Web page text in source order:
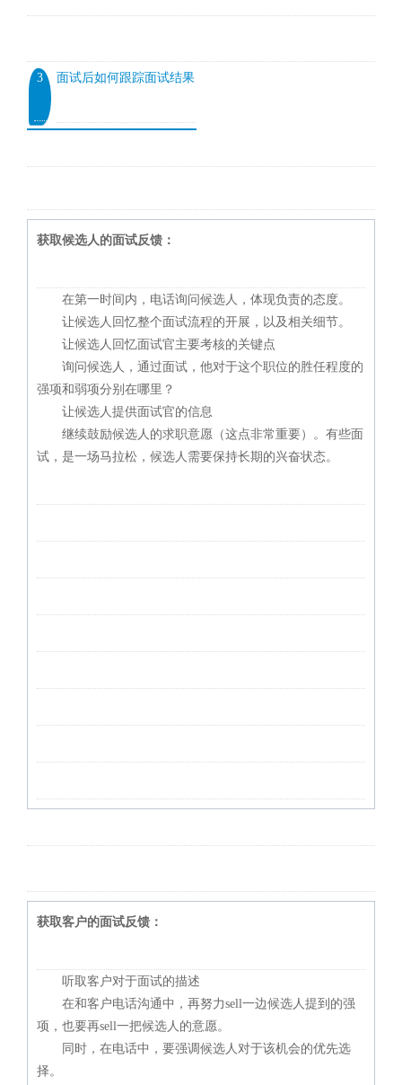
3 面试后如何跟踪面试结果
获取候选人的面试反馈：
在第一时间内，电话询问候选人，体现负责的态度。
让候选人回忆整个面试流程的开展，以及相关细节。
让候选人回忆面试官主要考核的关键点
询问候选人，通过面试，他对于这个职位的胜任程度的
强项和弱项分别在哪里？
让候选人提供面试官的信息
继续鼓励候选人的求职意愿（这点非常重要）。有些面
试，是一场马拉松，候选人需要保持长期的兴奋状态。
获取客户的面试反馈：
听取客户对于面试的描述
在和客户电话沟通中，再努力sell一边候选人提到的强
项，也要再sell一把候选人的意愿。
同时，在电话中，要强调候选人对于该机会的优先选
择。